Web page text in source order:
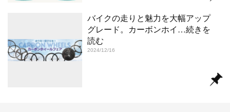
バイクの走りと魅力を大幅アップ
グレード。カーボンホイ …続きを
読む
2024/12/16